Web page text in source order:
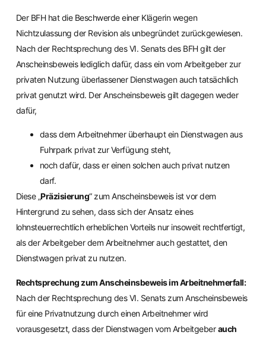
Der BFH hat die Beschwerde einer Klägerin wegen
Nichtzulassung der Revision als unbegründet zurückgewiesen.
Nach der Rechtsprechung des VI. Senats des BFH gilt der
Anscheinsbeweis lediglich dafür, dass ein vom Arbeitgeber zur
privaten Nutzung überlassener Dienstwagen auch tatsächlich
privat genutzt wird. Der Anscheinsbeweis gilt dagegen weder
dafür,
dass dem Arbeitnehmer überhaupt ein Dienstwagen aus
Fuhrpark privat zur Verfügung steht,
noch dafür, dass er einen solchen auch privat nutzen
darf.
Diese „Präzisierung“ zum Anscheinsbeweis ist vor dem
Hintergrund zu sehen, dass sich der Ansatz eines
lohnsteuerrechtlich erheblichen Vorteils nur insoweit rechtfertigt,
als der Arbeitgeber dem Arbeitnehmer auch gestattet, den
Dienstwagen privat zu nutzen.
Rechtsprechung zum Anscheinsbeweis im Arbeitnehmerfall:
Nach der Rechtsprechung des VI. Senats zum Anscheinsbeweis
für eine Privatnutzung durch einen Arbeitnehmer wird
vorausgesetzt, dass der Dienstwagen vom Arbeitgeberauch